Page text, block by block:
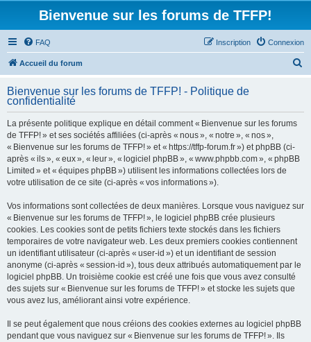
Bienvenue sur les forums de TFFP!
FAQ Connexion
Inscription
Accueil du forum
h
Bienvenue sur les forums de TFFP! - Politique de
confidentialité
La présente politique explique en détail comment « Bienvenue sur les forums
de TFFP! » et ses sociétés affiliées (ci-après « nous », « notre », « nos »,
« Bienvenue sur les forums de TFFP! » et « https://tffp-forum.fr ») et phpBB (ci-
après « ils », « eux », « leur », « logiciel phpBB », « www.phpbb.com », « phpBB
Limited » et « équipes phpBB ») utilisent les informations collectées lors de
votre utilisation de ce site (ci-après « vos informations »).
Vos informations sont collectées de deux manières. Lorsque vous naviguez sur
« Bienvenue sur les forums de TFFP! », le logiciel phpBB crée plusieurs
cookies. Les cookies sont de petits fichiers texte stockés dans les fichiers
temporaires de votre navigateur web. Les deux premiers cookies contiennent
un identifiant utilisateur (ci-après « user-id ») et un identifiant de session
anonyme (ci-après « session-id »), tous deux attribués automatiquement par le
logiciel phpBB. Un troisième cookie est créé une fois que vous avez consulté
des sujets sur « Bienvenue sur les forums de TFFP! » et stocke les sujets que
vous avez lus, améliorant ainsi votre expérience.
Il se peut également que nous créions des cookies externes au logiciel phpBB
pendant que vous naviguez sur « Bienvenue sur les forums de TFFP! ». Ils